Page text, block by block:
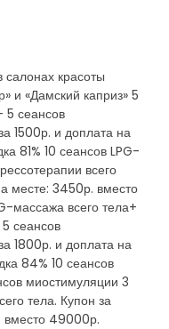
красоты
и «Дамский каприз» 5
5 сеансов
1500р. и доплата на
81% 10 сеансов LPG-
всего
месте: 3450р. вместо
массажа всего тела+
сеансов
1800р. и доплата на
84% 10 сеансов
миостимуляции 3
тела. Купон за
вместо 49000р.